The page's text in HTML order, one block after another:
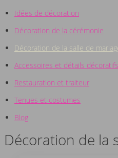
Idées de décoration
Décoration de la cérémonie
Décoration de la salle de
Accessoires et détails décoratifs
Restauration et traiteur
Tenues et costumes
Blog
Décoration de la